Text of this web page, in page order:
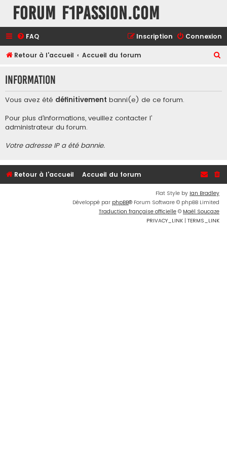
Forum F1Passion.com
FAQ Connexion
Inscription
Retour à l'accueil Accueil du forum
h
Information
Vous avez été définitivement banni(e) de ce forum.
Pour plus d’informations, veuillez contacter l’
administrateur du forum.
Votre adresse IP a été bannie.
Retour à l'accueil Accueil du forum
Flat Style by Ian Bradley
Développé par phpBB® Forum Software © phpBB Limited
Traduction française officielle © Maël Soucaze
PRIVACY_LINK | TERMS_LINK